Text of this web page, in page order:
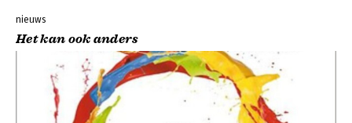
nieuws
Het kan ook anders